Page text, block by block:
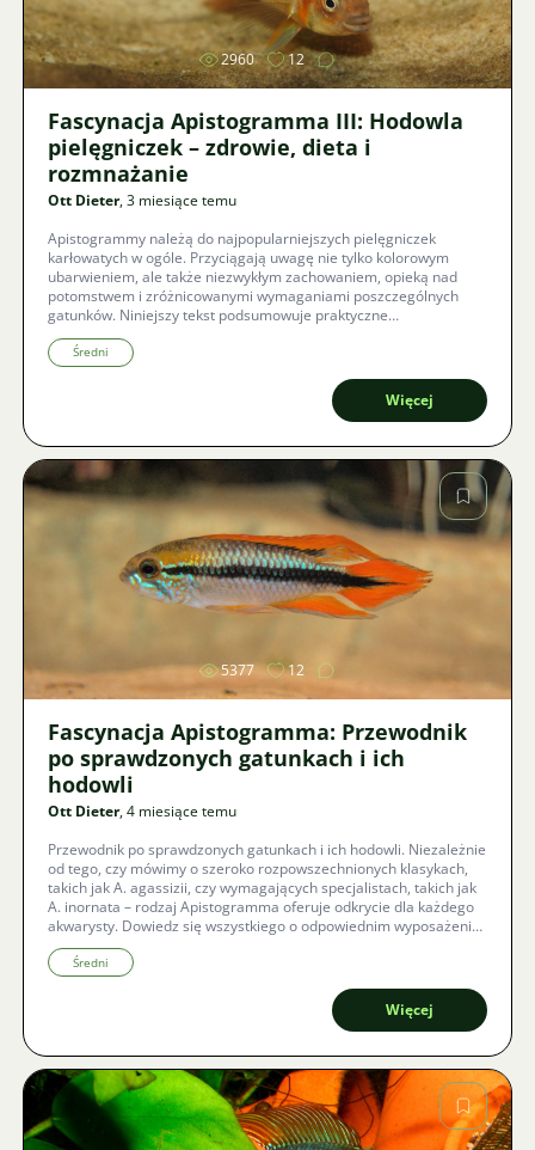
2960 12
Fascynacja Apistogramma III: Hodowla
pielęgniczek – zdrowie, dieta i
rozmnażanie
Ott Dieter, 3 miesiące temu
Apistogrammy należą do najpopularniejszych pielęgniczek
karłowatych w ogóle. Przyciągają uwagę nie tylko kolorowym
ubarwieniem, ale także niezwykłym zachowaniem, opieką nad
potomstwem i zróżnicowanymi wymaganiami poszczególnych
gatunków. Niniejszy tekst podsumowuje praktyczne
doświadczenia w ich hodowli, profilaktyce chorób, rozmnażaniu i
żywieniu, pokazując, dlaczego pielęgniczki są tak atrakcyjne dla
akwarystów.
Średni
Więcej
Zdjęcie
5377 12
Fascynacja Apistogramma: Przewodnik
po sprawdzonych gatunkach i ich
hodowli
Ott Dieter, 4 miesiące temu
Przewodnik po sprawdzonych gatunkach i ich hodowli. Niezależnie
od tego, czy mówimy o szeroko rozpowszechnionych klasykach,
takich jak A. agassizii, czy wymagających specjalistach, takich jak
A. inornata – rodzaj Apistogramma oferuje odkrycie dla każdego
akwarysty. Dowiedz się wszystkiego o odpowiednim wyposażeniu,
niezbędnych parametrach wody i dlaczego to właśnie niepozorne
gatunki czasami opowiadają najciekawsze historie.
Średni
Więcej